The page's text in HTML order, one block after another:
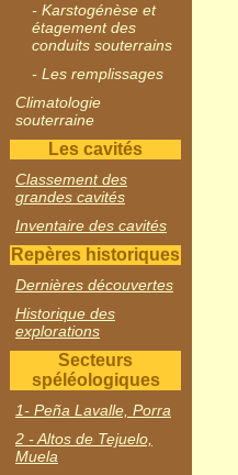
- Karstogénèse et
étagement des
conduits souterrains
- Les remplissages
Climatologie
souterraine
Les cavités
Classement des
grandes cavités
Inventaire des cavités
Repères historiques
Dernières découvertes
Historique des
explorations
Secteurs
spéléologiques
1- Peña Lavalle, Porra
2 - Altos de Tejuelo,
Muela